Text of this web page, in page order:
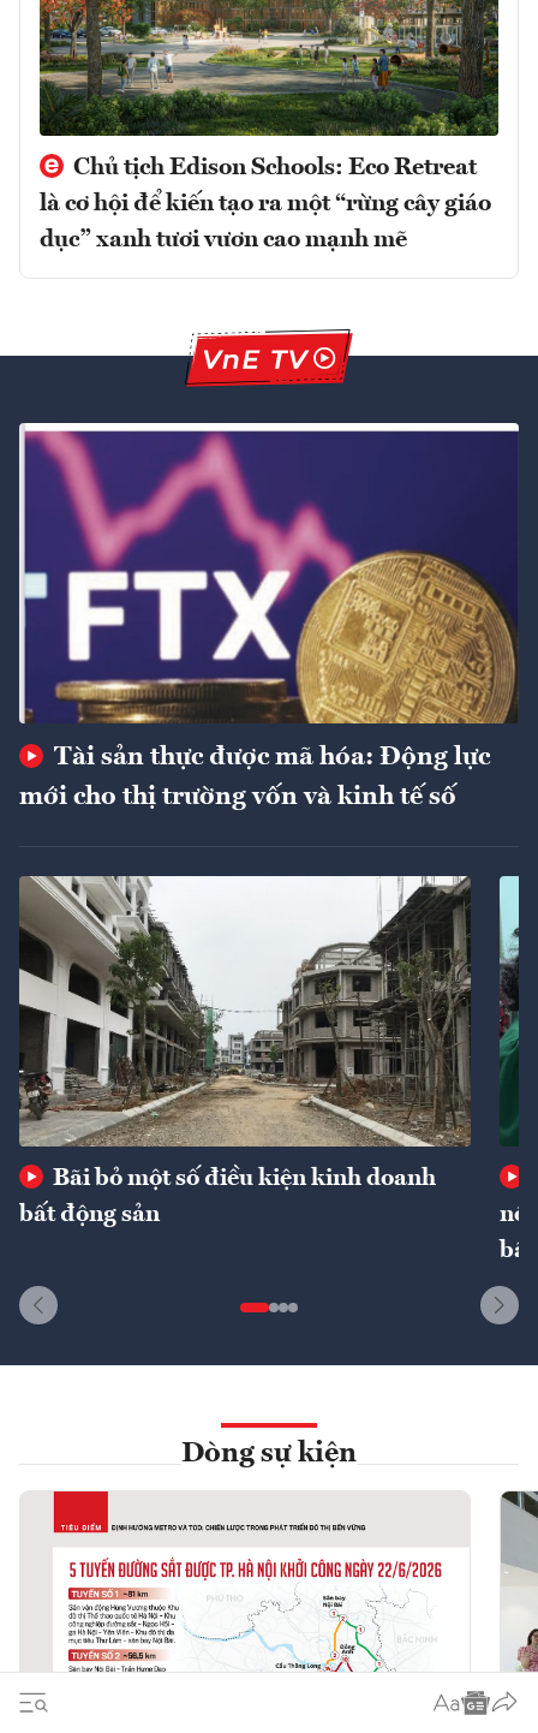
Chủ tịch Edison Schools: Eco Retreat
là cơ hội để kiến tạo ra một “rừng cây giáo
dục” xanh tươi vươn cao mạnh mẽ
Tài sản thực được mã hóa: Động lực
mới cho thị trường vốn và kinh tế số
Bãi bỏ một số điều kiện kinh doanh
bất động sản
Dòng sự kiện